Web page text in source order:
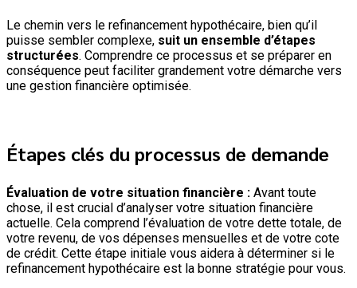
Le chemin vers le refinancement hypothécaire, bien qu’il
puisse sembler complexe, suit un ensemble d’étapes
structurées. Comprendre ce processus et se préparer en
conséquence peut faciliter grandement votre démarche vers
une gestion financière optimisée.
Étapes clés du processus de demande
Évaluation de votre situation financière : Avant toute
chose, il est crucial d’analyser votre situation financière
actuelle. Cela comprend l’évaluation de votre dette totale, de
votre revenu, de vos dépenses mensuelles et de votre cote
de crédit. Cette étape initiale vous aidera à déterminer si le
refinancement hypothécaire est la bonne stratégie pour vous.